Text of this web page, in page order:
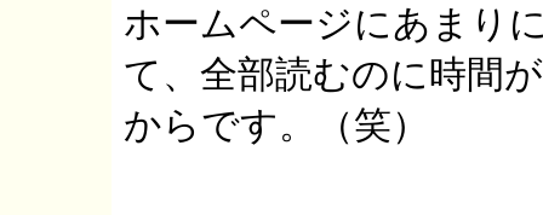
ホームページにあまり
て、全部読むのに時間
からです。（笑）